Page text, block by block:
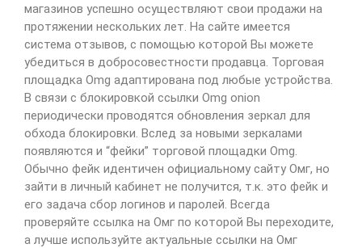
магазинов успешно осуществляют свои продажи на
протяжении нескольких лет. На сайте имеется
система отзывов, с помощью которой Вы можете
убедиться в добросовестности продавца. Торговая
площадка Omg адаптирована под любые устройства.
В связи с блокировкой ссылки Omg onion
периодически проводятся обновления зеркал для
обхода блокировки. Вслед за новыми зеркалами
появляются и “фейки” торговой площадки Omg.
Обычно фейк идентичен официальному сайту Омг, но
зайти в личный кабинет не получится, т.к. это фейк и
его задача сбор логинов и паролей. Всегда
проверяйте ссылка на Омг по которой Вы переходите,
а лучше используйте актуальные ссылки на Омг